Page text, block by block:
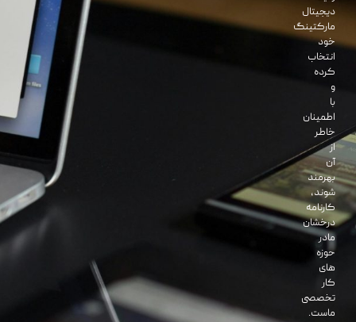
دیجیتال
مارکتینگ
خود
انتخاب
کرده
و
با
اطمینان
خاطر
از
آن
بهرمند
شوند،
کارنامه
درخشان
مادر
حوزه
های
کار
تخصصی
ماست.